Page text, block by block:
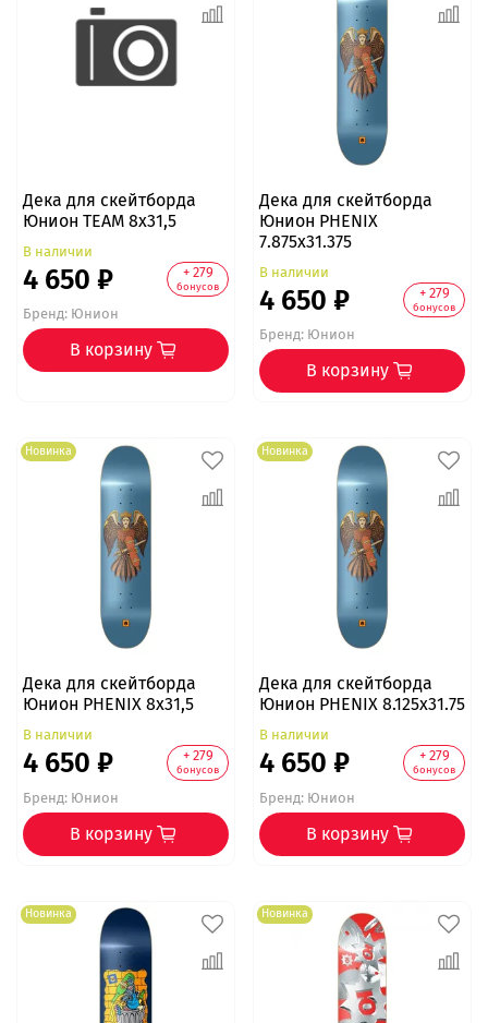
Дека для скейтборда
Юнион TEAM 8x31,5
В наличии
4 650 ₽ + 279
бонусов
Бренд:Юнион
В корзину
Дека для скейтборда
Юнион PHENIX
7.875x31.375
В наличии
4 650 ₽ + 279
бонусов
Бренд:Юнион
В корзину
Новинка
Дека для скейтборда
Юнион PHENIX 8x31,5
В наличии
4 650 ₽ + 279
бонусов
Бренд:Юнион
В корзину
Новинка
Дека для скейтборда
Юнион PHENIX 8.125x31.75
В наличии
4 650 ₽ + 279
бонусов
Бренд:Юнион
В корзину
Новинка Новинка